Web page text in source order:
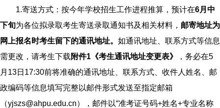
1.寄送方式：按今年学校招生工作进程推算，预计在6月 中
下旬为各位拟录取考生寄送录取通知书及相关材料， 邮寄地址为
网上报名时考生留下的通讯地址。 如通讯地址、联系方式等信息
需更改，请考生下载附件1《考生通讯地址变更表》
，务必在5
月13日17:30前将准确的通讯地址、联系方式、收件人姓名、邮
政编码等信息填写完整以邮件形式发送至指定邮箱
（yjszs@ahpu.edu.cn），邮件以“准考证号码+姓名+专业名称